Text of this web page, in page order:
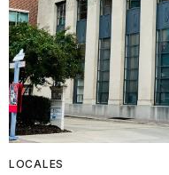
LOCALES